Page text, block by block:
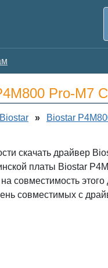
Pro-M7
Biostar » Biostar
скачать драйвер
платы Biostar
совместимость
совместимых с